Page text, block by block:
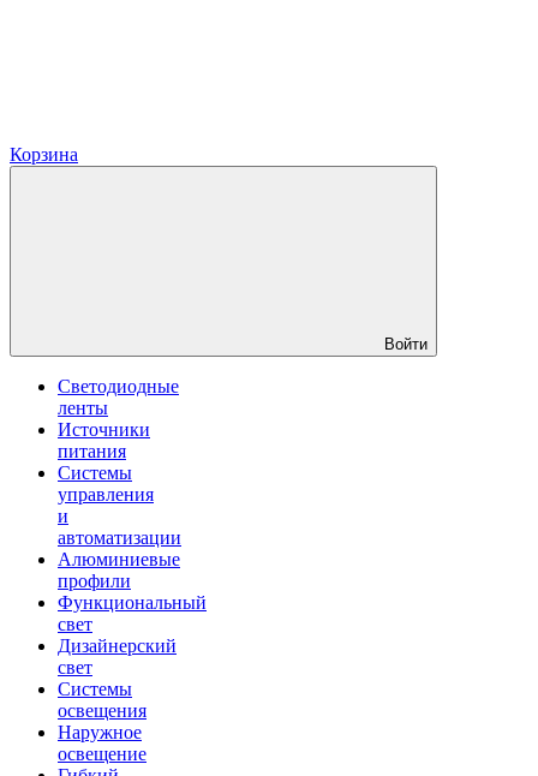
Корзина
Войти
Светодиодные
ленты
Источники
питания
Системы
управления
и
автоматизации
Алюминиевые
профили
Функциональный
свет
Дизайнерский
свет
Системы
освещения
Наружное
освещение